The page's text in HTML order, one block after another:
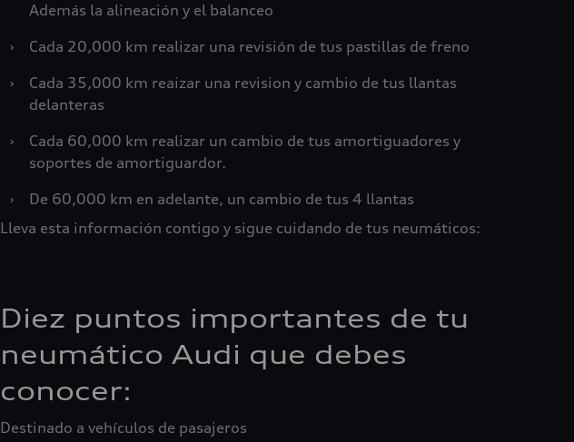
Además la alineación y el balanceo
›
Cada 20,000 km realizar una revisión de tus pastillas de freno
›
Cada 35,000 km reaizar una revision y cambio de tus llantas
delanteras
›
Cada 60,000 km realizar un cambio de tus amortiguadores y
soportes de amortiguardor.
›
De 60,000 km en adelante, un cambio de tus 4 llantas
Lleva esta información contigo y sigue cuidando de tus neumáticos:
Diez puntos importantes de tu
neumático Audi que debes
conocer:
Destinado a vehículos de pasajeros